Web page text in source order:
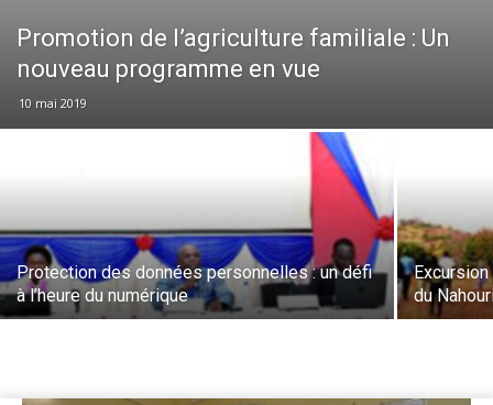
Promotion de l’agriculture familiale : Un
nouveau programme en vue
10 mai 2019
Protection des données personnelles : un défi
à l’heure du numérique
du